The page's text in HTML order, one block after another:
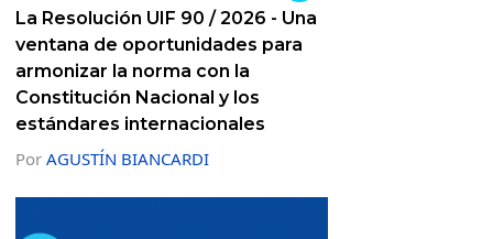
La Resolución UIF 90 / 2026 - Una
ventana de oportunidades para
armonizar la norma con la
Constitución Nacional y los
estándares internacionales
Por AGUSTÍN BIANCARDI